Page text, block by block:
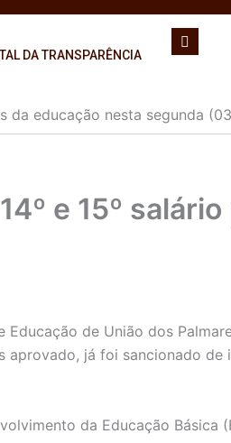
DA TRANSPARÊNCIA
da educação nesta segunda
e 15º salário
de União dos
aprovado, já foi sancionado
da Educação Básica